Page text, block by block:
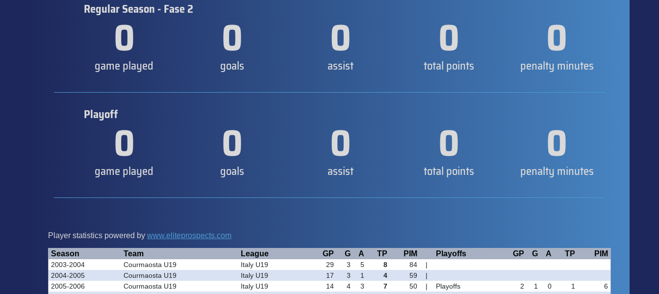
Regular Season - Fase 2
0
game played 0
goals 0
assist 0
total points 0
penalty minutes
Playoff0
game played 0
goals 0
assist 0
total points 0
penalty minutes